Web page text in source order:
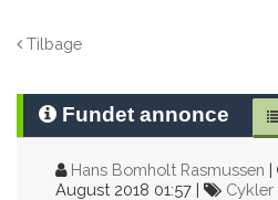
Tilbage
Fundet annonce
Hans Bomholt Rasmussen |
August 2018 01:57 |
Cykler